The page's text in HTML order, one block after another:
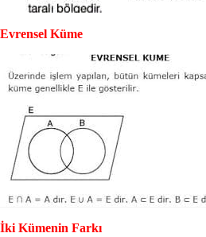
Evrensel Küme
İki Kümenin Farkı